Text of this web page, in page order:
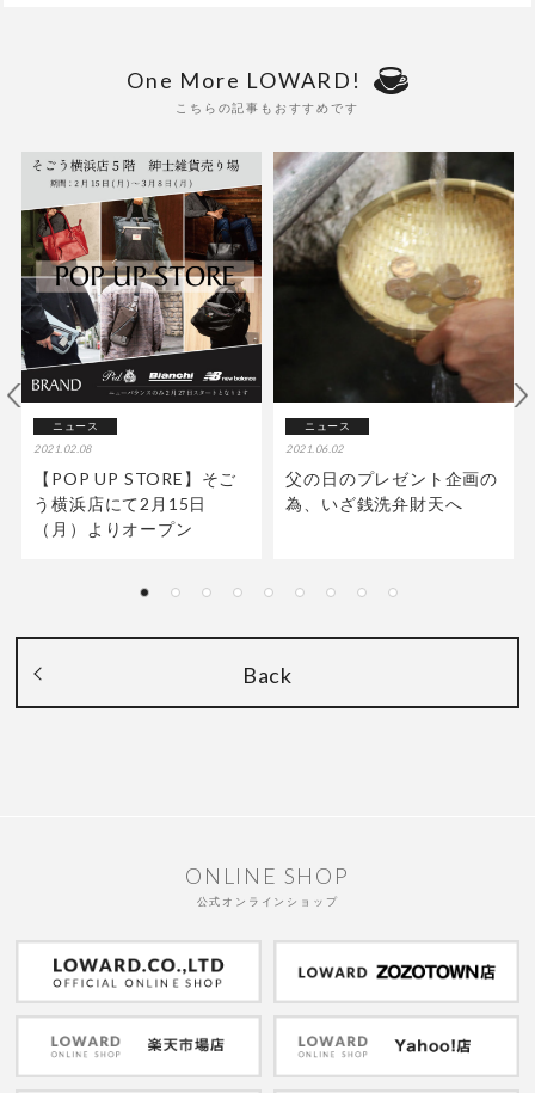
One More LOWARD!
こちらの記事もおすすめです
ニュース
2021.02.08
【POP UP STORE】そご
う横浜店にて2月15日
（月）よりオープン
ニュース
2021.06.02
父の日のプレゼント企画の
為、いざ銭洗弁財天へ
Back
ONLINE SHOP
公式オンラインショップ